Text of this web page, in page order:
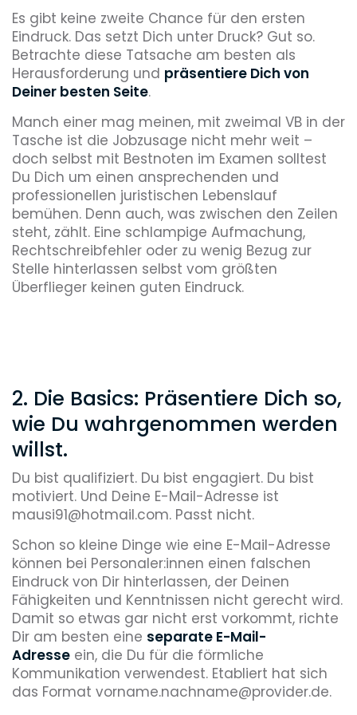
Es gibt keine zweite Chance für den ersten
Eindruck. Das setzt Dich unter Druck? Gut so.
Betrachte diese Tatsache am besten als
Herausforderung und präsentiere Dich von
Deiner besten Seite.
Manch einer mag meinen, mit zweimal VB in der
Tasche ist die Jobzusage nicht mehr weit –
doch selbst mit Bestnoten im Examen solltest
Du Dich um einen ansprechenden und
professionellen juristischen Lebenslauf
bemühen. Denn auch, was zwischen den Zeilen
steht, zählt. Eine schlampige Aufmachung,
Rechtschreibfehler oder zu wenig Bezug zur
Stelle hinterlassen selbst vom größten
Überflieger keinen guten Eindruck.
2. Die Basics: Präsentiere Dich so,
wie Du wahrgenommen werden
willst.
Du bist qualifiziert. Du bist engagiert. Du bist
motiviert. Und Deine E-Mail-Adresse ist
mausi91@hotmail.com. Passt nicht.
Schon so kleine Dinge wie eine E-Mail-Adresse
können bei Personaler:innen einen falschen
Eindruck von Dir hinterlassen, der Deinen
Fähigkeiten und Kenntnissen nicht gerecht wird.
Damit so etwas gar nicht erst vorkommt, richte
Dir am besten eine separate E-Mail-
Adresse ein, die Du für die förmliche
Kommunikation verwendest. Etabliert hat sich
das Format vorname.nachname@provider.de.